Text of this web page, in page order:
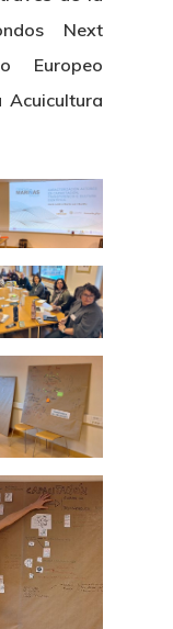
Next
Europeo